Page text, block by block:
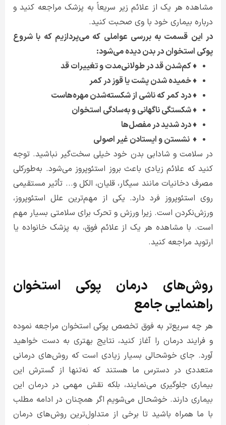
مشاهده هر یک از علائم زیر سریعاً به پزشک مراجعه کنید و
درباره بیماری‌ خود با وی صحبت کنید.
در این قسمت به بررسی عواملی که می‌پردازیم که با شروع
پوکی استخوان در بدن دیده می‌شود:
♦ کم‌شدن قد در طولانی‌مدت و تغییرات قد
♦ خمیده شدن پشت یا قوز در کمر
♦ درد کمر که ناشی از شکسته‌شدن مهره‌هاست
♦ شکستگی ناگهانی و به‌سادگی استخوان
♦ درد شدید در مفصل‌ها
♦ نشستن و ایستادن غیر اصولی
در سلامت و شادابی بدن خود خیلی سخت‌گیر نباشید. توجه
کنید که علائم زیادی باعث بروز استئوپروز می‌شود. به‌طورکلی
مصرف دخانیات مانند سیگار، قلیان، الکل و... تأثیر مستقیمی
روی استئوپروز فرد دارد. یکی از مهم‌ترین علل استئوپروز،
ورزش‌نکردن است. زیرا ورزش و تحرک برای سلامتی بسیار مهم
است. با مشاهده هر یک از علائم فوق، به پزشک خانواده یا
ارتوپد مراجعه کنید.
روش‌های درمان پوکی استخوان
راهنمایی جامع
هر چه سریع‌تر به فوق تخصص پوکی استخوان مراجعه نموده
و فرایند درمان را آغاز کنید، نتایج بهتری به دست خواهید
آورد. جای خوشحالی بسیار زیادی است که روش‌های درمانی
متعددی در دسترس ما هستند که نه‌تنها از گسترش این
بیماری جلوگیری می‌نمایند، بلکه نقش مهمی در درمان این
بیماری دارند. خوشحال می‌شویم اگر همچنان در ادامه مطلب
با ما همراه باشید تا برخی از متداول‌ترین روش‌های درمان